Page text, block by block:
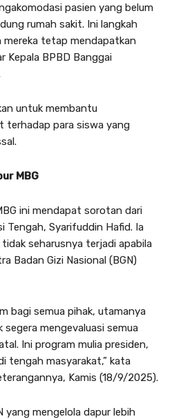
pasien yang belum
rumah sakit. Ini langkah
tetap mendapatkan
Kepala BPBD Banggai
untuk membantu
terhadap para siswa yang
MBG
ini mendapat sorotan dari
Tengah, Syarifuddin Hafid. Ia
seharusnya terjadi apabila
Badan Gizi Nasional (BGN)
bagi semua pihak, utamanya
mengevaluasi semua
Ini program mulia presiden,
tengah masyarakat,” kata
Kamis (18/9/2025).
yang mengelola dapur lebih